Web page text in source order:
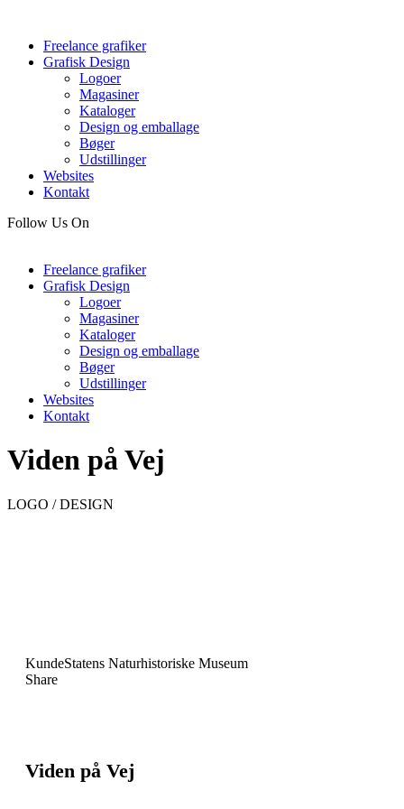
Freelance grafiker
Grafisk Design
Logoer
Magasiner
Kataloger
Design og emballage
Bøger
Udstillinger
Websites
Kontakt
Follow Us On
Freelance grafiker
Grafisk Design
Logoer
Magasiner
Kataloger
Design og emballage
Bøger
Udstillinger
Websites
Kontakt
Viden på Vej
LOGO / DESIGN
KundeStatens Naturhistoriske Museum
Share
Viden på Vej